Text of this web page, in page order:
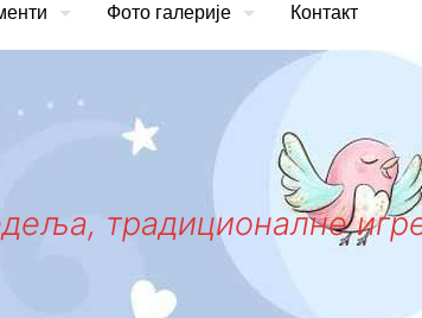
Фото галерије Контакт
традиционалне